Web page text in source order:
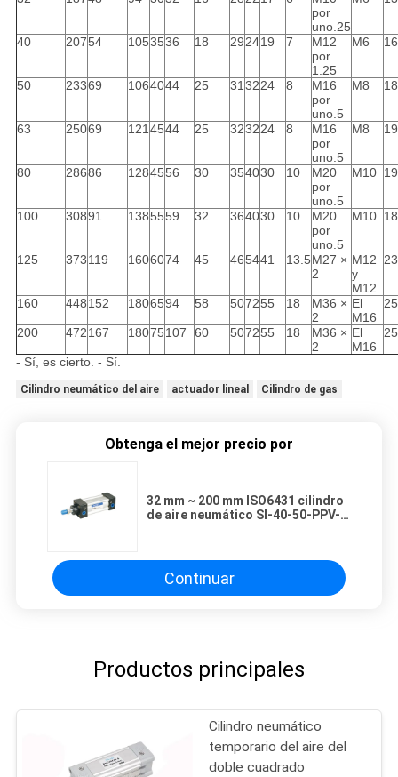
por
uno.25
40 20754 1053536 18 292419 7
M12
por
1.25
M6 16
50 23369 1064044 25 31 3224 8
M16
por
uno.5
M8
63 25069 121 4544 25 323224 8
M16
por
uno.5
M8 19
80 28686 1284556 30 354030 10
M20
por
uno.5
M10 19
100 30891 1385559 32 364030 10
M20
por
uno.5
M10 18
125 373119 1606074 45 465441 13.5M27 ×
2
M12
y
M12
23
160 448152 1806594 58 507255 18
M36 ×
2
El
M16
25
200 472167 18075107 60 507255 18
M36 ×
2
El
M16
25
- Sí, es cierto. - Sí.
Cilindro neumático del aire actuador lineal Cilindro de gas
Obtenga el mejor precio por
32 mm ~ 200 mm ISO6431 cilindro
de aire neumático SI-40-50-PPV-A
Continuar
Productos principales
Cilindro neumático
temporario del aire del
doble cuadrado